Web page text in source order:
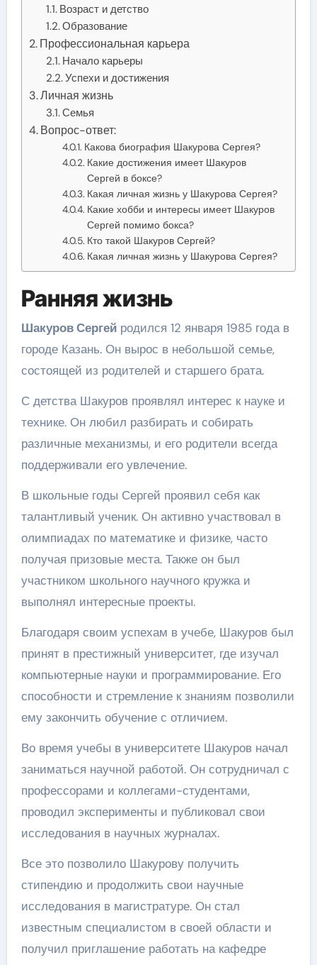
Возраст и детство
Образование
Профессиональная карьера
Начало карьеры
Успехи и достижения
Личная жизнь
Семья
Вопрос-ответ:
Какова биография Шакурова Сергея?
Какие достижения имеет Шакуров
Сергей в боксе?
Какая личная жизнь у Шакурова Сергея?
Какие хобби и интересы имеет Шакуров
Сергей помимо бокса?
Кто такой Шакуров Сергей?
Какая личная жизнь у Шакурова Сергея?
Ранняя жизнь
Шакуров Сергейродился 12 января 1985 года в
городе Казань. Он вырос в небольшой семье,
состоящей из родителей и старшего брата.
С детства Шакуров проявлял интерес к науке и
технике. Он любил разбирать и собирать
различные механизмы, и его родители всегда
поддерживали его увлечение.
В школьные годы Сергей проявил себя как
талантливый ученик. Он активно участвовал в
олимпиадах по математике и физике, часто
получая призовые места. Также он был
участником школьного научного кружка и
выполнял интересные проекты.
Благодаря своим успехам в учебе, Шакуров был
принят в престижный университет, где изучал
компьютерные науки и программирование. Его
способности и стремление к знаниям позволили
ему закончить обучение с отличием.
Во время учебы в университете Шакуров начал
заниматься научной работой. Он сотрудничал с
профессорами и коллегами-студентами,
проводил эксперименты и публиковал свои
исследования в научных журналах.
Все это позволило Шакурову получить
стипендию и продолжить свои научные
исследования в магистратуре. Он стал
известным специалистом в своей области и
получил приглашение работать на кафедре